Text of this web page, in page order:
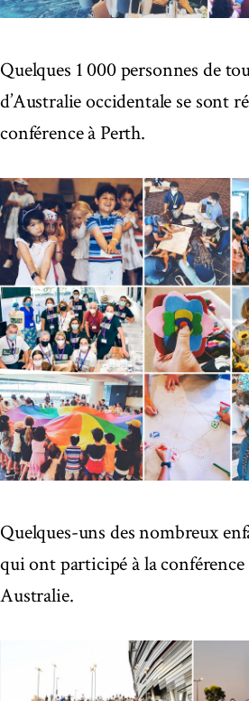
Quelques 1 000 personnes de
d’Australie occidentale se sont
conférence à Perth.
Quelques-uns des nombreux
qui ont participé à la conférence
Australie.